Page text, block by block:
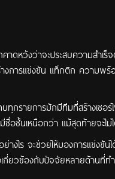
าดหวังว่าจะประสบความสำเ
งการแข่งขัน แท็กติก ความพ
กรายการมักมีทีมที่สร้างเซอ
อชั้นเหนือกว่า แม้สุดท้ายจะไม่
างไร จะช่วยให้มองการแข่งขั
กี่ยวข้องกับปัจจัยหลายด้านที่ท